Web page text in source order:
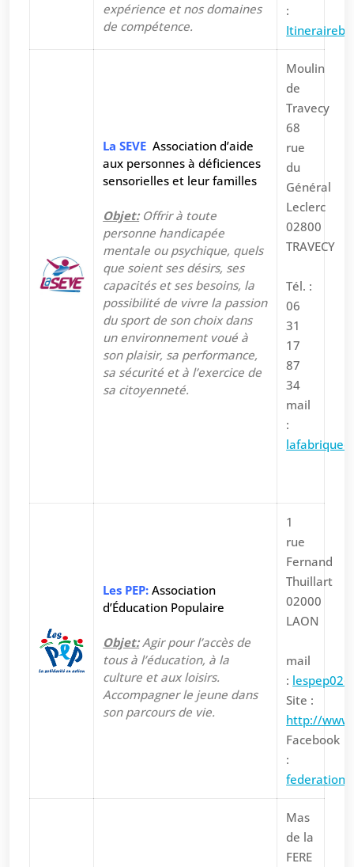
expérience et nos domaines
de compétence.
:
Itinerairebis
La SEVE Association d’aide
aux personnes à déficiences
sensorielles et leur familles
Objet: Offrir à toute
personne handicapée
mentale ou psychique, quels
que soient ses désirs, ses
capacités et ses besoins, la
possibilité de vivre la passion
du sport de son choix dans
un environnement voué à
son plaisir, sa performance,
sa sécurité et à l’exercice de
sa citoyenneté.
Moulin
de
Travecy
68
rue
du
Général
Leclerc
02800
TRAVECY
Tél. :
06
31
17
87
34
mail
:
Les PEP:Association
d’Éducation Populaire
Objet: Agir pour l’accès de
tous à l’éducation, à la
culture et aux loisirs.
Accompagner le jeune dans
son parcours de vie.
1
rue
Fernand
Thuillart
02000
LAON
mail
:
Site :
http://
Facebook
:
Mas
de la
FERE